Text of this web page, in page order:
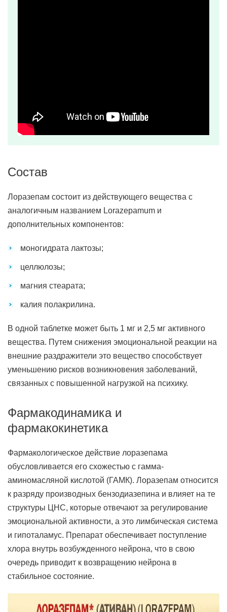
Состав
Лоразепам состоит из действующего вещества с
аналогичным названием Lorazepamum и
дополнительных компонентов:
моногидрата лактозы;
целлюлозы;
магния стеарата;
калия полакрилина.
В одной таблетке может быть 1 мг и 2,5 мг активного
вещества. Путем снижения эмоциональной реакции на
внешние раздражители это вещество способствует
уменьшению рисков возникновения заболеваний,
связанных с повышенной нагрузкой на психику.
Фармакодинамика и
фармакокинетика
Фармакологическое действие лоразепама
обусловливается его схожестью с гамма-
аминомасляной кислотой (ГАМК). Лоразепам относится
к разряду производных бензодиазепина и влияет на те
структуры ЦНС, которые отвечают за регулирование
эмоциональной активности, а это лимбическая система
и гипоталамус. Препарат обеспечивает поступление
хлора внутрь возбужденного нейрона, что в свою
очередь приводит к возвращению нейрона в
стабильное состояние.